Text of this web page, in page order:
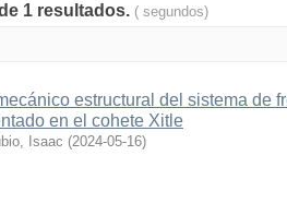
1 resultados. ( segundos)
estructural del sistema de
en el cohete Xitle
Isaac (2024-05-16)